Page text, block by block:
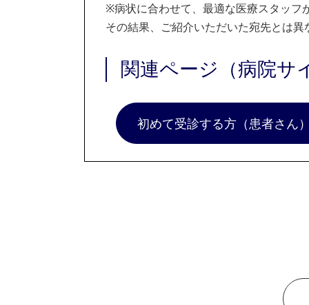
※病状に合わせて、最適な医療スタッフ
その結果、ご紹介いただいた宛先とは
関連ページ（病院サ
初めて受診する方（患者さん